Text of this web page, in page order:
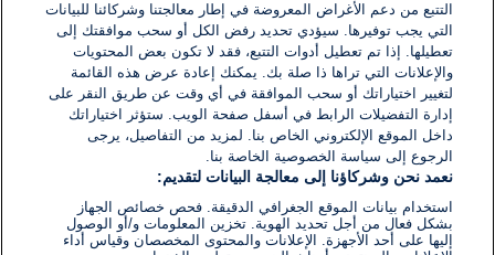
وقت
القراءة:
1}
دقيقة.
06 نوفمبر 2021
التتبع من دعم الأغراض المعروضة في إطار معالجتنا وشركائنا للبيانات
التي يجب توفيرها. سيؤدي تحديد رفض الكل أو سحب موافقتك إلى
تعطيلها. إذا تم تعطيل أدوات التتبع، فقد لا تكون بعض المحتويات
والإعلانات التي تراها ذا صلة بك. يمكنك إعادة عرض هذه القائمة
لتغيير اختياراتك أو سحب الموافقة في أي وقت عن طريق النقر على
إدارة التفضيلات الرابط في أسفل صفحة الويب. ستؤثر اختياراتك
داخل الموقع الإلكتروني الخاص بنا. لمزيد من التفاصيل، يرجى
الرجوع إلى سياسة الخصوصية الخاصة بنا.
نعمد نحن وشركاؤنا إلى معالجة البيانات لتقديم:
استخدام بيانات الموقع الجغرافي الدقيقة. فحص خصائص الجهاز
بشكل فعال من أجل تحديد الهوية. تخزين المعلومات و/أو الوصول
إليها على أحد الأجهزة. الإعلانات والمحتوى المخصصان وقياس أداء